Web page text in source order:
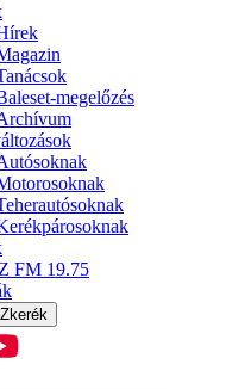
megelőzés
FM 19.75